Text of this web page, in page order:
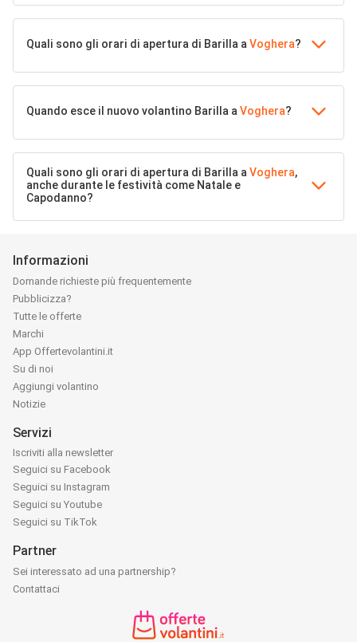
Quali sono gli orari di apertura di Barilla a Voghera?
Quando esce il nuovo volantino Barilla a Voghera?
Quali sono gli orari di apertura di Barilla a Voghera,
anche durante le festività come Natale e
Capodanno?
Informazioni
Domande richieste più frequentemente
Pubblicizza?
Tutte le offerte
Marchi
App Offertevolantini.it
Su di noi
Aggiungi volantino
Notizie
Servizi
Iscriviti alla newsletter
Seguici su Facebook
Seguici su Instagram
Seguici su Youtube
Seguici su TikTok
Partner
Sei interessato ad una partnership?
Contattaci